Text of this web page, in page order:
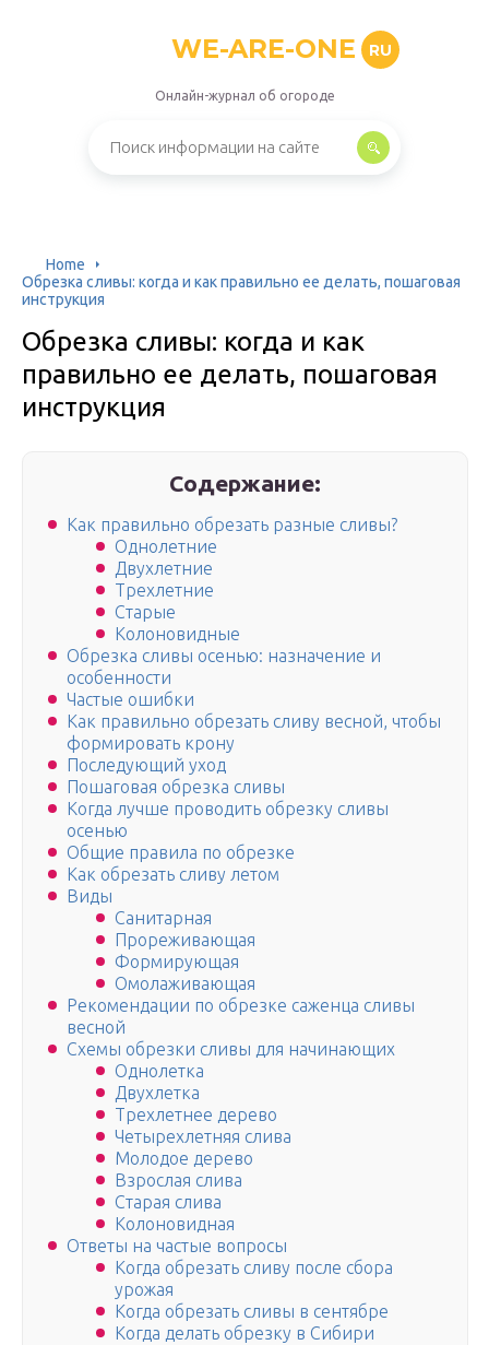
WE-ARE-ONE RU
Онлайн-журнал об огороде
Home
Обрезка сливы: когда и как правильно ее делать, пошаговая
инструкция
Обрезка сливы: когда и как
правильно ее делать, пошаговая
инструкция
Содержание:
Как правильно обрезать разные сливы?
Однолетние
Двухлетние
Трехлетние
Старые
Колоновидные
Обрезка сливы осенью: назначение и
особенности
Частые ошибки
Как правильно обрезать сливу весной, чтобы
формировать крону
Последующий уход
Пошаговая обрезка сливы
Когда лучше проводить обрезку сливы
осенью
Общие правила по обрезке
Как обрезать сливу летом
Виды
Санитарная
Прореживающая
Формирующая
Омолаживающая
Рекомендации по обрезке саженца сливы
весной
Схемы обрезки сливы для начинающих
Однолетка
Двухлетка
Трехлетнее дерево
Четырехлетняя слива
Молодое дерево
Взрослая слива
Старая слива
Колоновидная
Ответы на частые вопросы
Когда обрезать сливу после сбора
урожая
Когда обрезать сливы в сентябре
Когда делать обрезку в Сибири